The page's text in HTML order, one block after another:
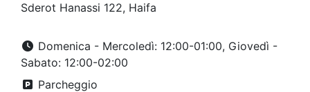
Sderot Hanassi 122, Haifa
Domenica - Mercoledì: 12:00-01:00, Giovedì -
Sabato: 12:00-02:00
Parcheggio